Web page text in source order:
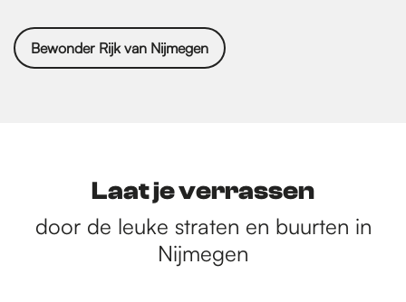
Bewonder Rijk van Nijmegen
Laat je verrassen
door de leuke straten en buurten in
Nijmegen